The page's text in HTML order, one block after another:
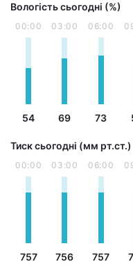
Вологість сьогодні (%)
00:00
54
03:00
69
06:00
73
Тиск сьогодні (мм рт.ст.)
00:00
757
03:00
756
06:00
757